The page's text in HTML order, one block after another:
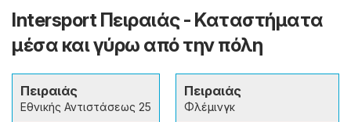
Intersport Πειραιάς - Καταστήματα
μέσα και γύρω από την πόλη
Πειραιάς
Εθνικής Αντιστάσεως 25
Πειραιάς
Φλέμινγκ